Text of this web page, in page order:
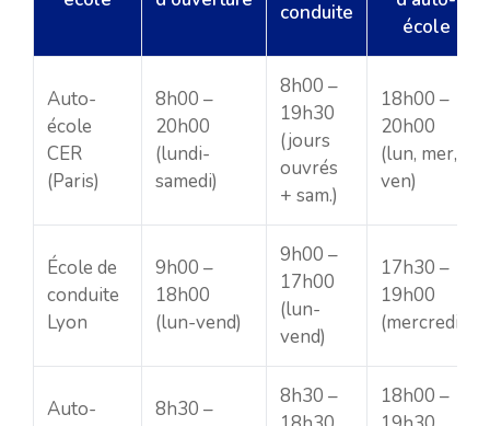
conduite
école
Auto-
école
CER
(Paris)
8h00 –
20h00
(lundi-
samedi)
8h00 –
19h30
(jours
ouvrés
+ sam.)
18h00 –
20h00
(lun, mer,
ven)
École de
conduite
Lyon
9h00 –
18h00
(lun-vend)
9h00 –
17h00
(lun-
vend)
17h30 –
19h00
(mercredi)
Auto-
8h30 –
8h30 –
18h00 –